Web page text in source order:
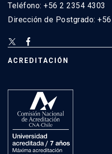
Teléfono: +56 2 2354 4303
Dirección de Postgrado:
ACREDITACIÓN